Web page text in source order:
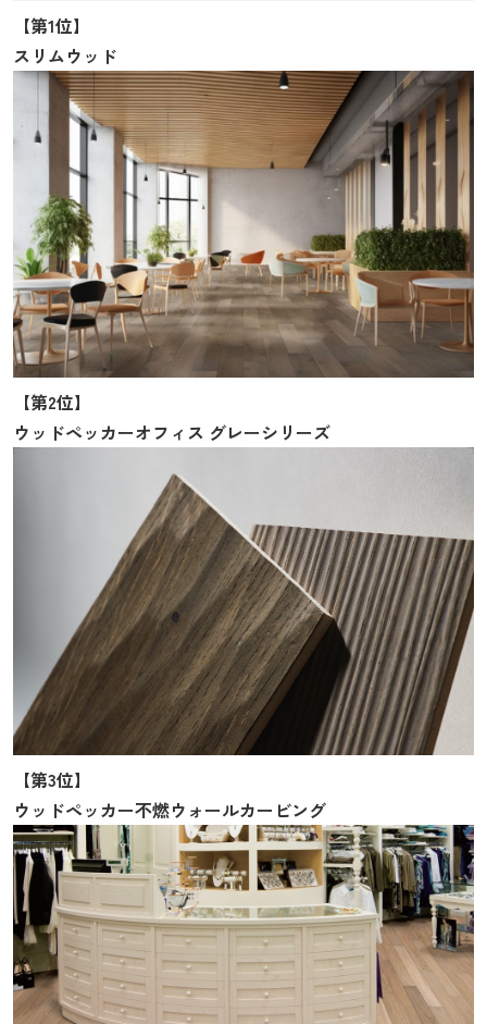
【第1位】
スリムウッド
【第2位】
ウッドペッカーオフィス グレーシリーズ
【第3位】
ウッドペッカー不燃ウォールカービング